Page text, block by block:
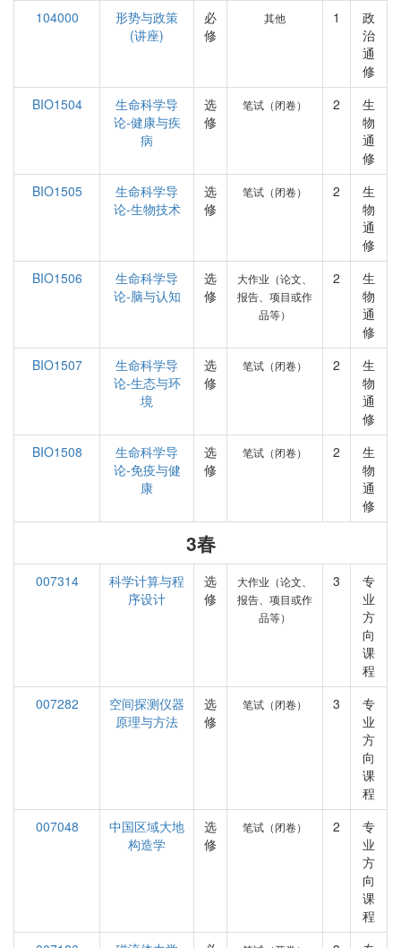
104000
形势与政策
(讲座)
必
修
其他 1
政
治
通
修
BIO1504
生命科学导
论-健康与疾
病
选
修
笔试（闭卷） 2
生
物
通
修
BIO1505
生命科学导
论-生物技术
选
修
笔试（闭卷） 2
生
物
通
修
BIO1506
生命科学导
论-脑与认知
选
修
大作业（论文、
报告、项目或作
品等）
2
生
物
通
修
BIO1507
生命科学导
论-生态与环
境
选
修
笔试（闭卷） 2
生
物
通
修
BIO1508
生命科学导
论-免疫与健
康
选
修
笔试（闭卷） 2
生
物
通
修
3春
007314
科学计算与程
序设计
选
修
大作业（论文、
报告、项目或作
品等）
3
专
业
方
向
课
程
007282
空间探测仪器
原理与方法
选
修
笔试（闭卷） 3
专
业
方
向
课
程
007048
中国区域大地
构造学
选
修
笔试（闭卷） 2
专
业
方
向
课
程